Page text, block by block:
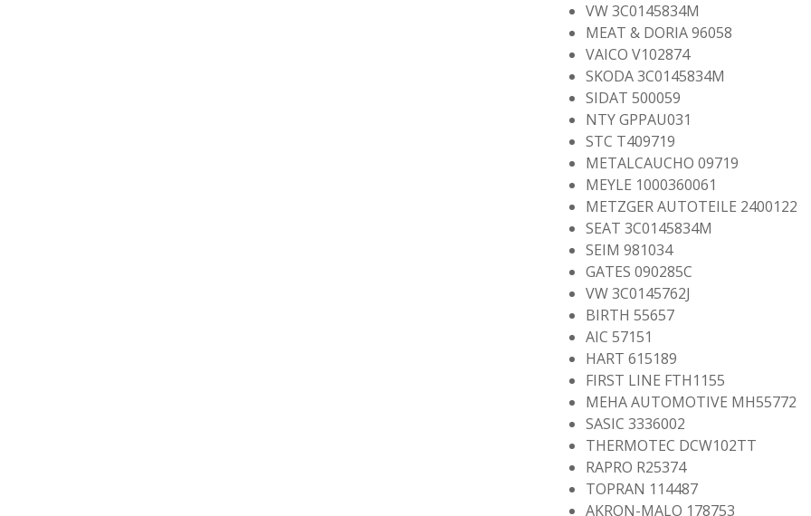
VW 3C0145834M
MEAT & DORIA 96058
VAICO V102874
SKODA 3C0145834M
SIDAT 500059
NTY GPPAU031
STC T409719
METALCAUCHO 09719
MEYLE 1000360061
METZGER AUTOTEILE 2400122
SEAT 3C0145834M
SEIM 981034
GATES 090285C
VW 3C0145762J
BIRTH 55657
AIC 57151
HART 615189
FIRST LINE FTH1155
MEHA AUTOMOTIVE MH55772
SASIC 3336002
THERMOTEC DCW102TT
RAPRO R25374
TOPRAN 114487
AKRON-MALO 178753